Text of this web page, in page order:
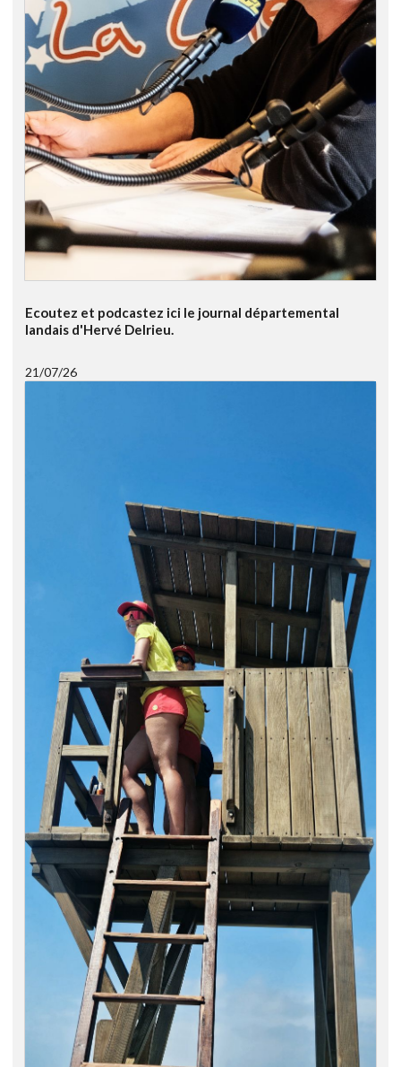
Ecoutez et podcastez ici le journal départemental
landais d'Hervé Delrieu.
21/07/26